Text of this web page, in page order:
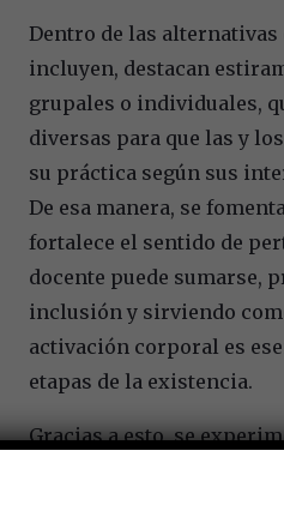
Dentro de las alternativas
incluyen, destacan
grupales o individuales,
diversas para que las y
su práctica según sus
De esa manera, se
fortalece el sentido de
docente puede sumarse,
inclusión y sirviendo
activación corporal es
etapas de la existencia.
Gracias a esto, se